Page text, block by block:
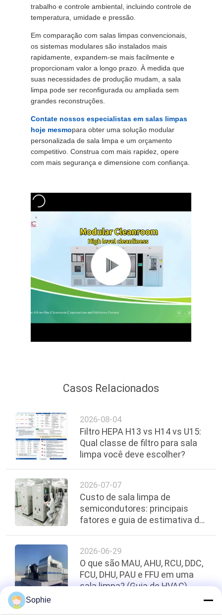
POLÍTICA
PRIVACIDADE
trabalho e controle ambiental, incluindo controle de
temperatura, umidade e pressão.
Em comparação com salas limpas convencionais,
os sistemas modulares são instalados mais
rapidamente, expandem-se mais facilmente e
proporcionam valor a longo prazo. À medida que
suas necessidades de produção mudam, a sala
limpa pode ser reconfigurada ou ampliada sem
grandes reconstruções.
Contate nossos especialistas em salas limpas
hoje mesmopara obter uma solução modular
personalizada de sala limpa e um orçamento
competitivo. Construa com mais rapidez, opere
com mais segurança e dimensione com confiança.
Casos Relacionados
2026-08-04
Filtro HEPA H13 vs H14 vs U15:
Qual classe de filtro para sala
limpa você deve escolher?
2026-07-07
Custo de sala limpa de
semicondutores: principais
fatores e guia de estimativa de
2026-06-29
O que são MAU, AHU, RCU, DDC,
FCU, DHU, PAU e FFU em uma
sala limpa? (Guia de HVAC)
Sophie